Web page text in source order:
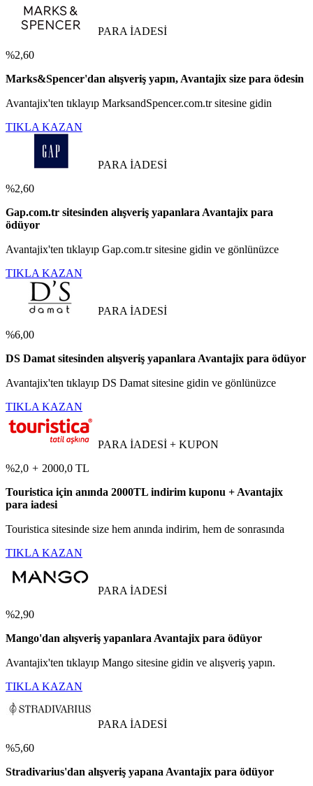
PARA İADESİ
%2,60
Marks&Spencer'dan alışveriş yapın, Avantajix size para ödesin
Avantajix'ten tıklayıp MarksandSpencer.com.tr sitesine gidin
TIKLA KAZAN
PARA İADESİ
%2,60
Gap.com.tr sitesinden alışveriş yapanlara Avantajix para
ödüyor
Avantajix'ten tıklayıp Gap.com.tr sitesine gidin ve gönlünüzce
TIKLA KAZAN
PARA İADESİ
%6,00
DS Damat sitesinden alışveriş yapanlara Avantajix para ödüyor
Avantajix'ten tıklayıp DS Damat sitesine gidin ve gönlünüzce
TIKLA KAZAN
PARA İADESİ + KUPON
%2,0 + 2000,0 TL
Touristica için anında 2000TL indirim kuponu + Avantajix
para iadesi
Touristica sitesinde size hem anında indirim, hem de sonrasında
TIKLA KAZAN
PARA İADESİ
%2,90
Mango'dan alışveriş yapanlara Avantajix para ödüyor
Avantajix'ten tıklayıp Mango sitesine gidin ve alışveriş yapın.
TIKLA KAZAN
PARA İADESİ
%5,60
Stradivarius'dan alışveriş yapana Avantajix para ödüyor